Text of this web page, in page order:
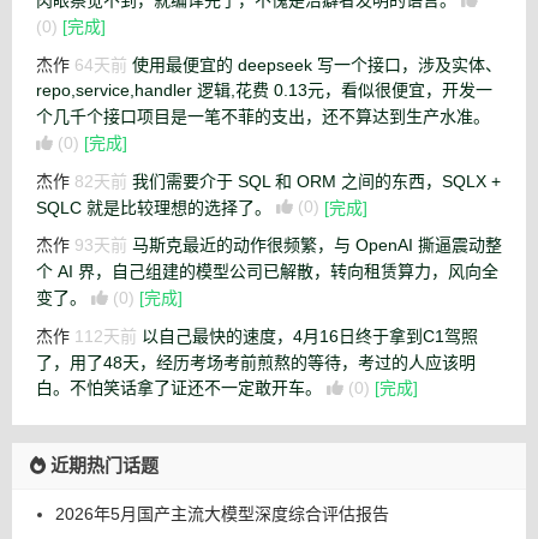
(0) [完成]
杰作 64天前 使用最便宜的 deepseek 写一个接口，涉及实体、
repo,service,handler 逻辑,花费 0.13元，看似很便宜，开发一
个几千个接口项目是一笔不菲的支出，还不算达到生产水准。
(0) [完成]
杰作 82天前 我们需要介于 SQL 和 ORM 之间的东西，SQLX +
SQLC 就是比较理想的选择了。
(0) [完成]
杰作 93天前 马斯克最近的动作很频繁，与 OpenAI 撕逼震动整
个 AI 界，自己组建的模型公司已解散，转向租赁算力，风向全
变了。
(0) [完成]
杰作 112天前 以自己最快的速度，4月16日终于拿到C1驾照
了，用了48天，经历考场考前煎熬的等待，考过的人应该明
白。不怕笑话拿了证还不一定敢开车。
(0) [完成]
近期热门话题
2026年5月国产主流大模型深度综合评估报告